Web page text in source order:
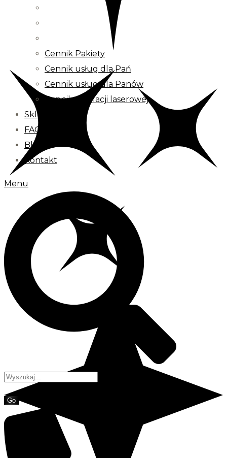
Cennik Pakiety
Cennik usług dla Pań
Cennik usług dla Panów
Cennik depilacji laserowej
Sklep
FAQ
Blog
Kontakt
Menu